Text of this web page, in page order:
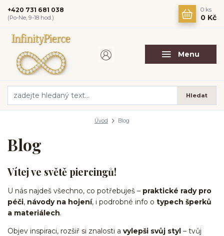
Menu
Hledat
+420 731 681 038
(Po-Ne, 9-18 hod.)
0 ks
0 Kč
Úvod Blog
Blog
Vítej ve světě piercingů!
U nás najdeš všechno, co potřebuješ – praktické rady pro
péči, návody na hojení, i podrobné info o typech šperků
a materiálech.
Objev inspiraci, rozšiř si znalosti a vylepši svůj styl – tvůj